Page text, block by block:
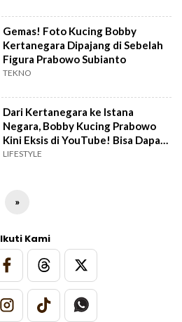
Gemas! Foto Kucing Bobby
Kertanegara Dipajang di Sebelah
Figura Prabowo Subianto
TEKNO
Dari Kertanegara ke Istana
Negara, Bobby Kucing Prabowo
Kini Eksis di YouTube! Bisa Dapat
Penghasilan Segini
LIFESTYLE
»
Ikuti Kami